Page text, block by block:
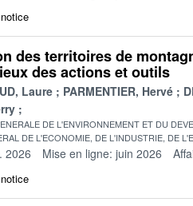
des territoires de
des actions et outils
Laure PARMENTIER, Hervé
DE L'ENVIRONNEMENT ET DU
DE L'ECONOMIE, DE L'INDUSTRIE, DE
2026 Mise en ligne: juin 2026